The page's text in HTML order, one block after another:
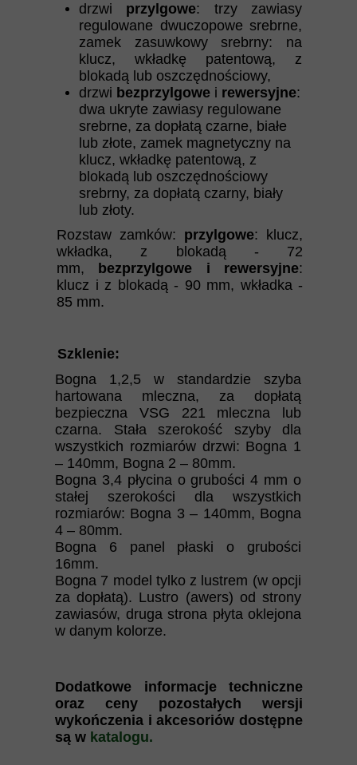
Szklenie:
Bogna 1,2,5 w standardzie szyba
hartowana mleczna, za dopłatą
bezpieczna VSG 221 mleczna lub
czarna. Stała szerokość szyby dla
wszystkich rozmiarów drzwi: Bogna 1
– 140mm, Bogna 2 – 80mm.
Bogna 3,4 płycina o grubości 4 mm o
stałej szerokości dla wszystkich
rozmiarów: Bogna 3 – 140mm, Bogna
4 – 80mm.
Bogna 6 panel płaski o grubości
16mm.
Bogna 7 model tylko z lustrem (w opcji
za dopłatą). Lustro (awers) od strony
zawiasów, druga strona płyta oklejona
w danym kolorze.
Rozstaw zamków: przylgowe: klucz,
wkładka, z blokadą - 72
mm,
bezprzylgowe i rewersyjne:
klucz i z blokadą - 90 mm, wkładka -
85 mm.
drzwi przylgowe: trzy zawiasy
regulowane dwuczopowe srebrne,
zamek zasuwkowy srebrny: na
klucz, wkładkę patentową, z
blokadą lub oszczędnościowy,
drzwi bezprzylgowe i rewersyjne:
dwa ukryte zawiasy regulowane
srebrne, za dopłatą czarne, białe
lub złote, zamek magnetyczny na
klucz, wkładkę patentową, z
blokadą lub oszczędnościowy
srebrny, za dopłatą czarny, biały
lub złoty.
Dodatkowe informacje techniczne
oraz ceny pozostałych wersji
wykończenia i akcesoriów dostępne
są w katalogu.